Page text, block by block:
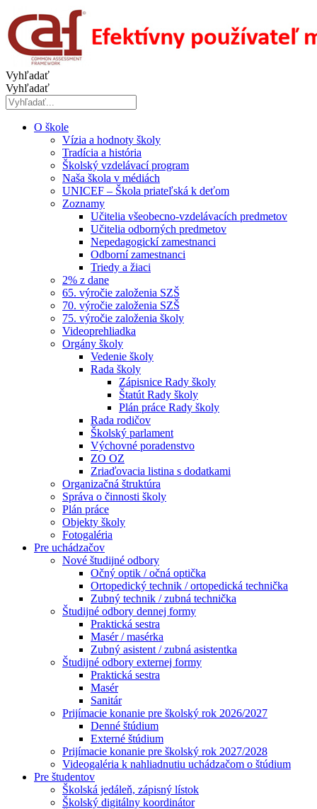
Preskočiť
na
obsah
Vyhľadať
Vyhľadať
O škole
Vízia a hodnoty školy
Tradícia a história
Školský vzdelávací program
Naša škola v médiách
UNICEF – Škola priateľská k deťom
Zoznamy
Učitelia všeobecno-vzdelávacích predmetov
Učitelia odborných predmetov
Nepedagogickí zamestnanci
Odborní zamestnanci
Triedy a žiaci
2% z dane
65. výročie založenia SZŠ
70. výročie založenia SZŠ
75. výročie založenia školy
Videoprehliadka
Orgány školy
Vedenie školy
Rada školy
Zápisnice Rady školy
Štatút Rady školy
Plán práce Rady školy
Rada rodičov
Školský parlament
Výchovné poradenstvo
ZO OZ
Zriaďovacia listina s dodatkami
Organizačná štruktúra
Správa o činnosti školy
Plán práce
Objekty školy
Fotogaléria
Pre uchádzačov
Nové študijné odbory
Očný optik / očná optička
Ortopedický technik / ortopedická technička
Zubný technik / zubná technička
Študijné odbory dennej formy
Praktická sestra
Masér / masérka
Zubný asistent / zubná asistentka
Študijné odbory externej formy
Praktická sestra
Masér
Sanitár
Prijímacie konanie pre školský rok 2026/2027
Denné štúdium
Externé štúdium
Prijímacie konanie pre školský rok 2027/2028
Videogaléria k nahliadnutiu uchádzačom o štúdium
Pre študentov
Školská jedáleň, zápisný lístok
Školský digitálny koordinátor